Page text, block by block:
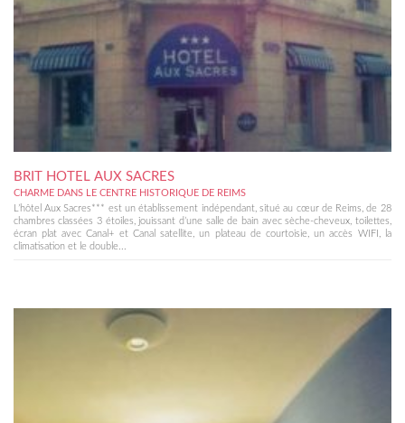
BRIT HOTEL AUX SACRES
CHARME DANS LE CENTRE HISTORIQUE DE REIMS
L’hôtel Aux Sacres*** est un établissement indépendant, situé au cœur de Reims, de 28
chambres classées 3 étoiles, jouissant d’une salle de bain avec sèche-cheveux, toilettes,
écran plat avec Canal+ et Canal satellite, un plateau de courtoisie, un accès WIFI, la
climatisation et le double...